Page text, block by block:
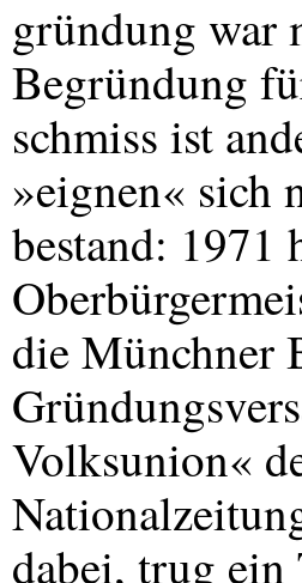
gründung war
Begründung
schmiss ist
»eignen« sich
bestand: 1971
die Münchner
Volksunion«
dabei, trug ein